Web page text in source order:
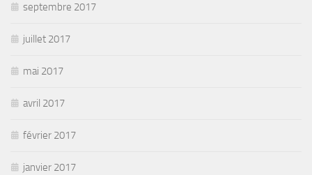
septembre 2017
juillet 2017
mai 2017
avril 2017
février 2017
janvier 2017